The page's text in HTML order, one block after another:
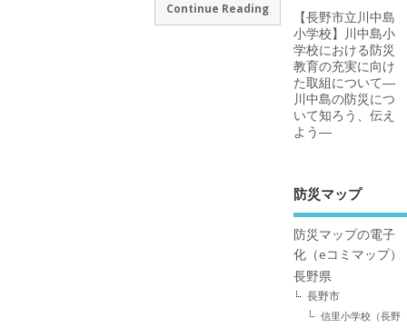
Continue Reading
【長野市立川中島
小学校】川中島小
学校における防災
教育の充実に向け
た取組について―
川中島の防災につ
いて知ろう、伝え
よう―
防災マップ
防災マップの電子
化（eコミマップ）
長野県
長野市
信里小学校（長野